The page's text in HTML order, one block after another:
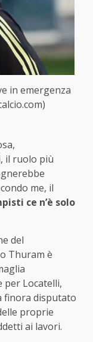
in emergenza
il ruolo più
me, il
ce n’è solo
del
Thuram è
per Locatelli,
finora disputato
proprie
ai lavori.